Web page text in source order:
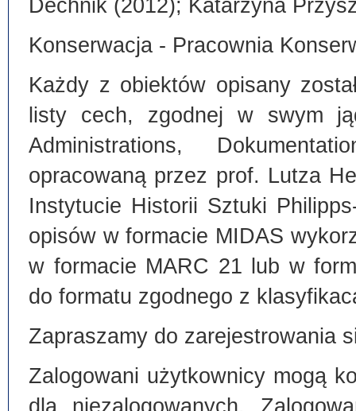
Dechnik (2012); Katarzyna
Konserwacja - Pracownia
Każdy z obiektów opisany
listy cech, zgodnej w swym
Administrations,
opracowaną przez prof. Lutza
Instytucie Historii Sztuki
opisów w formacie MIDAS
w formacie MARC 21 lub w
do formatu zgodnego z
Zapraszamy do zarejestrowania
Zalogowani użytkownicy mogą
dla niezalogowanych.